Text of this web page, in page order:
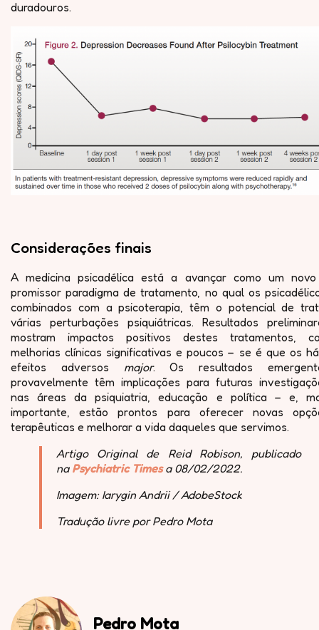
duradouros.
Considerações finais
A medicina psicadélica está a avançar como um
promissor paradigma de tratamento, no qual os
combinados com a psicoterapia, têm o potencial de
várias perturbações psiquiátricas. Resultados
mostram impactos positivos destes tratamentos,
melhorias clínicas significativas e poucos – se é que os
efeitos adversos major. Os resultados
provavelmente têm implicações para futuras
nas áreas da psiquiatria, educação e política – e,
importante, estão prontos para oferecer novas
terapêuticas e melhorar a vida daqueles que servimos.
Artigo Original de Reid Robison, publicado
na Psychiatric Timesa 08/02/2022.
Imagem: Iarygin Andrii / AdobeStock
Tradução livre por Pedro Mota
Pedro Mota